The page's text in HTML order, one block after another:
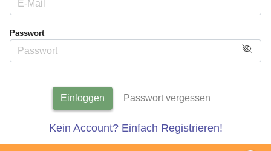
Dictionary
Forum
Englisch
Passwort
Einloggen Passwort vergessen
Kein Account? Einfach Registrieren!